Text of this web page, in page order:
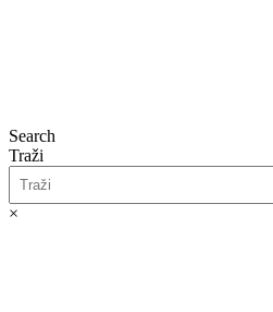
Search
Traži
×